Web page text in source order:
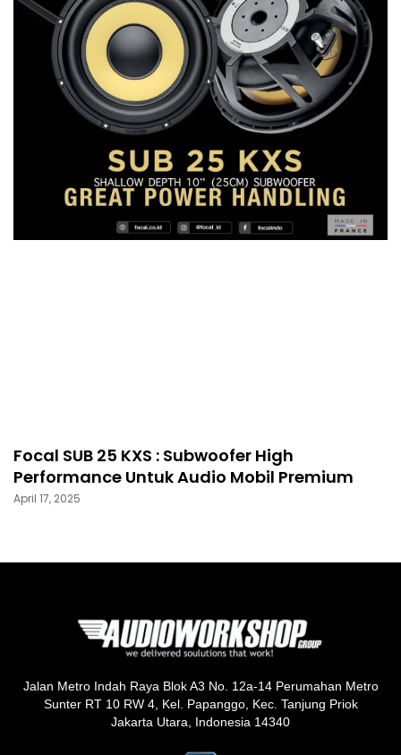
Focal SUB 25 KXS : Subwoofer High
Performance Untuk Audio Mobil Premium
April 17, 2025
Jalan Metro Indah Raya Blok A3 No. 12a-14 Perumahan Metro
Sunter RT 10 RW 4, Kel. Papanggo, Kec. Tanjung Priok
Jakarta Utara, Indonesia 14340